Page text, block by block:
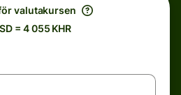
valutakursen
= 4 055 KHR